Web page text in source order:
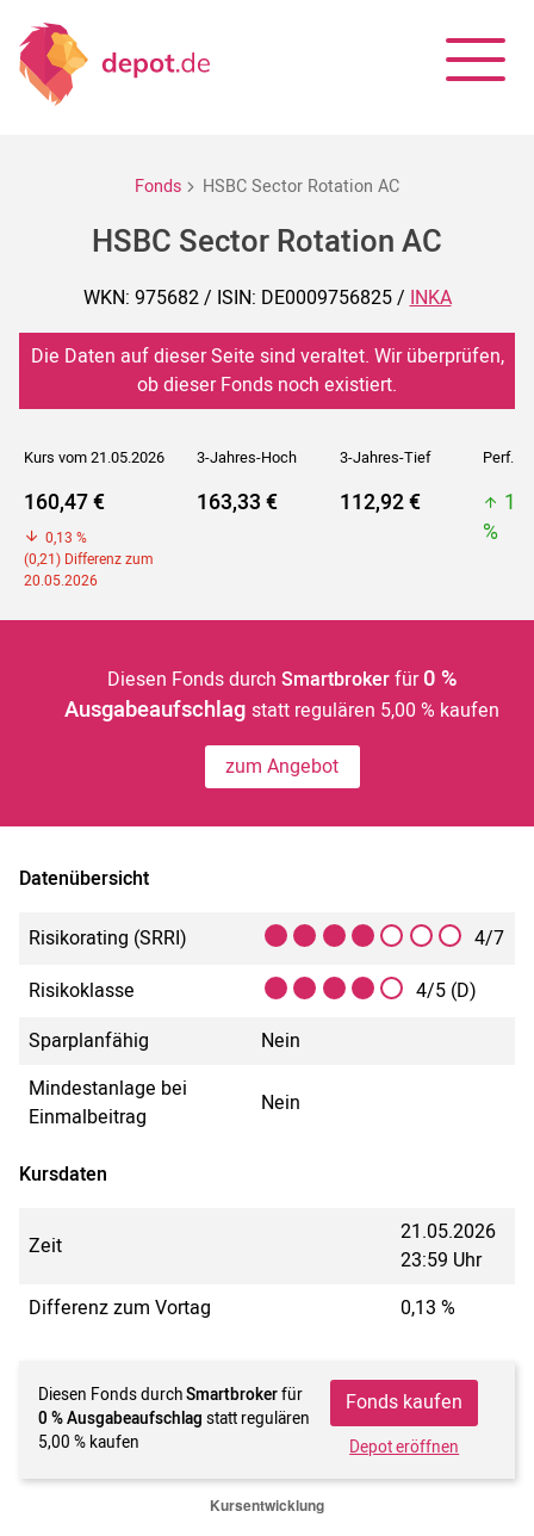
Fonds HSBC Sector Rotation AC
HSBC Sector Rotation AC
WKN: 975682 / ISIN: DE0009756825 /INKA
Die Daten auf dieser Seite sind veraltet. Wir überprüfen,
ob dieser Fonds noch existiert.
Kurs vom 21.05.2026 3-Jahres-Hoch 3-Jahres-Tief Perf. 5J
160,47 €
0,13 %
(0,21) Differenz zum
20.05.2026
163,33 € 112,92 €
%
Diesen Fonds durch Smartbrokerfür 0 %
Ausgabeaufschlagstatt regulären 5,00 % kaufen
zum Angebot
Datenübersicht
Risikorating (SRRI)
4/7
Risikoklasse
4/5 (D)
Sparplanfähig
Nein
Mindestanlage bei
Einmalbeitrag
Nein
Kursdaten
Zeit
21.05.2026
23:59 Uhr
Differenz zum Vortag
0,13 %
Diesen Fonds durchSmartbrokerfür
0 % Ausgabeaufschlag statt regulären
5,00 % kaufen
Fonds kaufen
Depot eröffnen